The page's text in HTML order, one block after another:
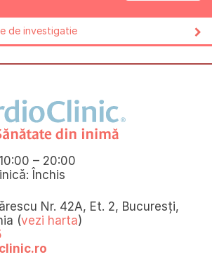
de investigatie
– 20:00
Închis
Nr. 42A, Et. 2, Bucuresți,
(vezi harta)